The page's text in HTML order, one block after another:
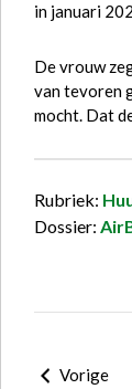
in januari
De vrouw
van tevoren
mocht. Dat
Rubriek:
Dossier:
Vorige